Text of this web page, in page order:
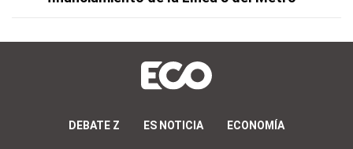
DEBATE Z ES NOTICIA ECONOMÍA